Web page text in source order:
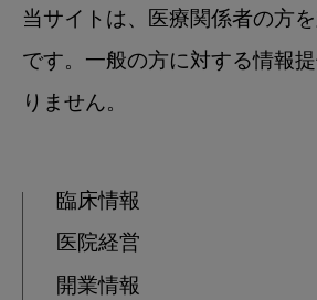
当サイトは、医療関係者の方
です。一般の方に対する情報
りません。
臨床情報
医院経営
開業情報